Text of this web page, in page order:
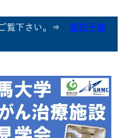
覧下さい。⇒ 重粒子線